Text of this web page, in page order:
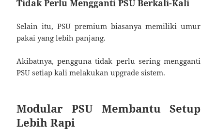
Tidak Perlu Mengganti PSU Berkali-Kali
Selain itu, PSU premium biasanya memiliki umur
pakai yang lebih panjang.
Akibatnya, pengguna tidak perlu sering mengganti
PSU setiap kali melakukan upgrade sistem.
Modular PSU Membantu Setup
Lebih Rapi